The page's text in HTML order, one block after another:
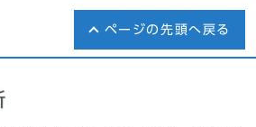
ページの先頭へ戻る